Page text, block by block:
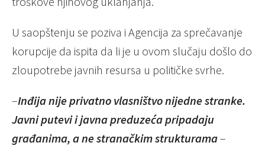
U saopštenju se poziva i Agencija za sprečavanje
korupcije da ispita da li je u ovom slučaju došlo do
zloupotrebe javnih resursa u političke svrhe.
–Inđija nije privatno vlasništvo nijedne stranke.
Javni putevi i javna preduzeća pripadaju
građanima, a ne stranačkim strukturama–